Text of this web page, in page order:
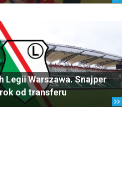
Legii Warszawa. Snajper
od transferu